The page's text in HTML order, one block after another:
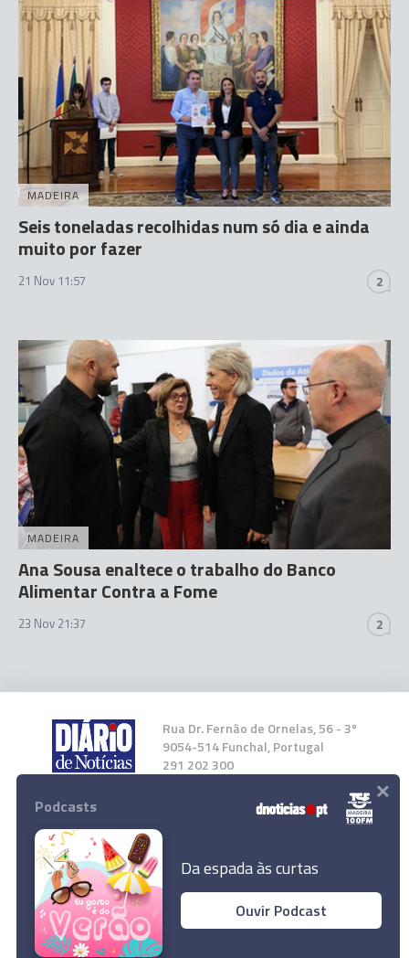
Secretaria Regional de Inclusão e Juventude
apoiou campanha do Banco Alimentar
MADEIRA
Seis toneladas recolhidas num só dia e ainda
muito por fazer
21 Nov 11:57 2
MADEIRA
Ana Sousa enaltece o trabalho do Banco
Alimentar Contra a Fome
23 Nov 21:37 2
Rua Dr. Fernão de Ornelas, 56 - 3º
9054-514 Funchal, Portugal
291 202 300
Instale a nossa App
© 2023 Empresa Diário de Notícias, Lda.
Todos os direitos reservados.
Podcasts
Da espada às curtas
Ouvir Podcast
×